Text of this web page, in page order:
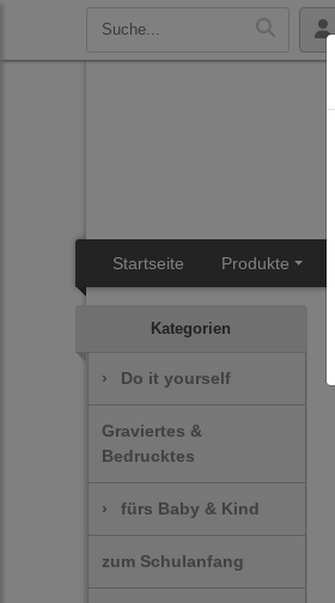
Startseite Produkte
Kategorien
› Do it yourself
Graviertes &
Bedrucktes
› fürs Baby & Kind
zum Schulanfang